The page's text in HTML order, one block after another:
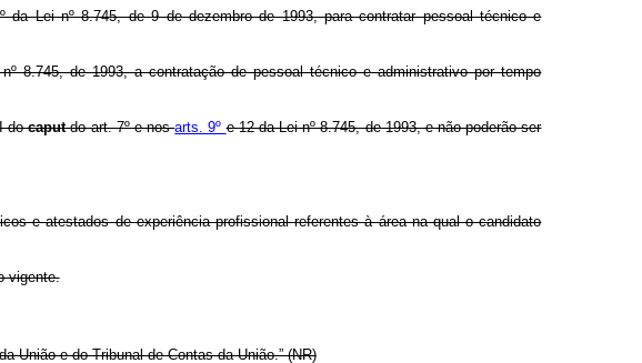
Lei nº 8.745, de 9 de dezembro de 1993, para contratar pessoal técnico e
nº 8.745, de 1993, a contratação de pessoal técnico e administrativo por tempo
docaputdo art. 7º e nosarts. 9ºe12 da Lei nº 8.745, de 1993, e não poderão ser
e atestados de experiência profissional referentes à área na qual o candidato
vigente.
União e do Tribunal de Contas da União.” (NR)